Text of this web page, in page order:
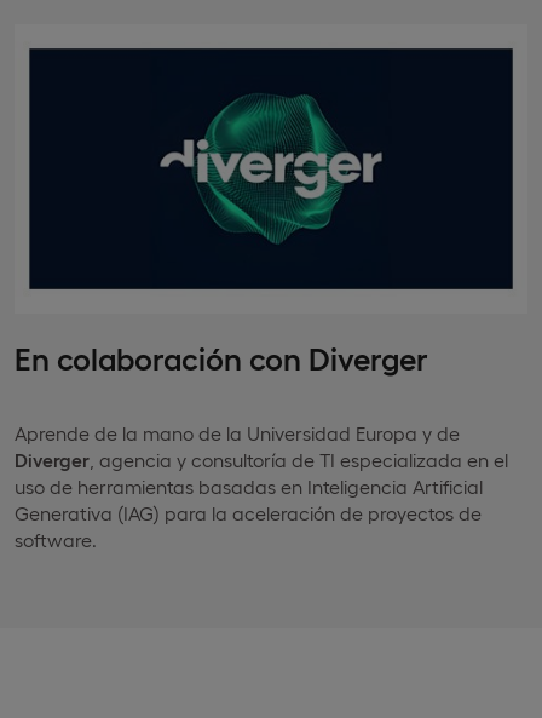
En colaboración con Diverger
Aprende de la mano de la Universidad Europa y de
Diverger , agencia y consultoría de TI especializada en el
uso de herramientas basadas en Inteligencia Artificial
Generativa (IAG) para la aceleración de proyectos de
software.